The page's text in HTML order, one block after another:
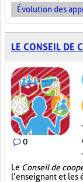
Évolution des
LE CONSEIL DE
0
Le Conseil de
l’enseignant et les